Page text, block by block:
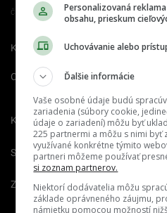
Člen združenia IAB Slovakia
Kontakt Inzercia
O nás Redakcia
Kariéra
Spravovať notifikácie
Zrušiť predplatné
Personalizovaná
obsahu, prieskum
Uchovávanie alebo
Ďalšie informácie
Vaše osobné údaje budú
zariadenia (súbory cookie,
údaje o zariadení) môžu byť
225 partnermi a môžu s nimi byť
využívané konkrétne týmito
partneri môžeme používať
si zoznam partnerov.
Niektorí dodávatelia môžu
základe oprávneného záujmu,
námietku pomocou možností